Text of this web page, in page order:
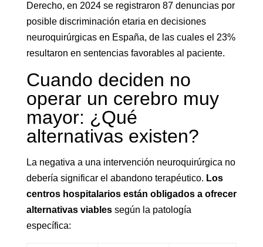
Derecho, en 2024 se registraron 87 denuncias por
posible discriminación etaria en decisiones
neuroquirúrgicas en España, de las cuales el 23%
resultaron en sentencias favorables al paciente.
Cuando deciden no
operar un cerebro muy
mayor: ¿Qué
alternativas existen?
La negativa a una intervención neuroquirúrgica no
debería significar el abandono terapéutico. Los
centros hospitalarios están obligados a ofrecer
alternativas viablessegún la patología
específica: